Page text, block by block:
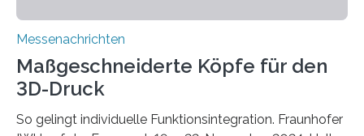
Messenachrichten
Maßgeschneiderte Köpfe für den
3D-Druck
So gelingt individuelle Funktionsintegration. Fraunhofer